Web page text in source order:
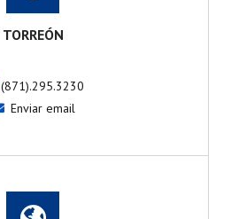
TORREÓN
(871).295.3230
Enviar email